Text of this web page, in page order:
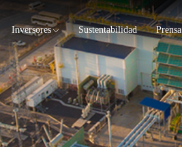
Inversores Sustentabilidad Prensa